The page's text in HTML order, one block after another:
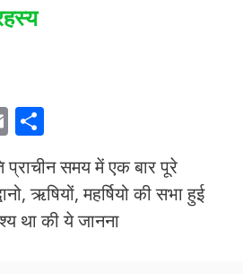
E
ai
l
ar
e
प्राचीन समय में एक बार पूरे
ऋषियों, महर्षियो की सभा हुई
था की ये जानना